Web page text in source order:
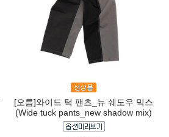
[오름]와이드 턱 팬츠_뉴 쉐도우 믹스
(Wide tuck pants_new shadow mix)